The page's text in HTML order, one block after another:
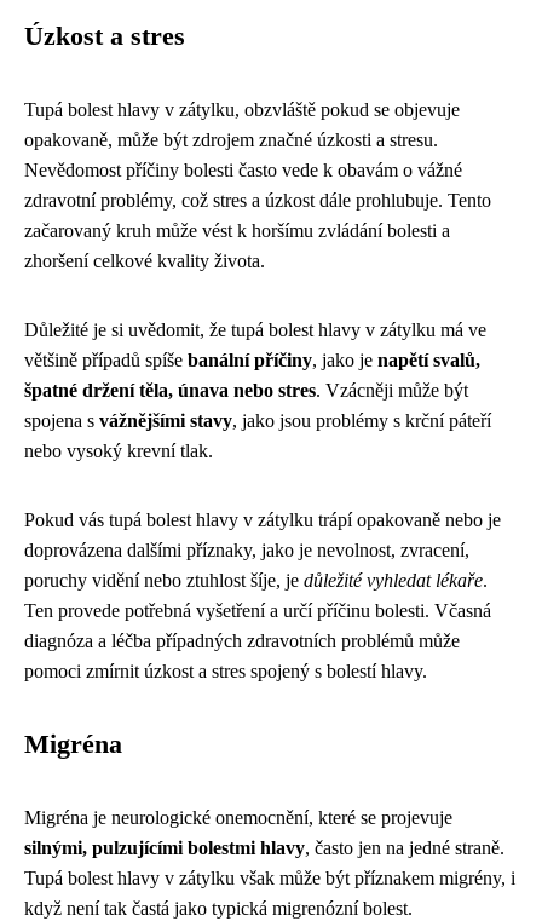
Úzkost a stres
Tupá bolest hlavy v zátylku, obzvláště pokud se objevuje
opakovaně, může být zdrojem značné úzkosti a stresu.
Nevědomost příčiny bolesti často vede k obavám o vážné
zdravotní problémy, což stres a úzkost dále prohlubuje. Tento
začarovaný kruh může vést k horšímu zvládání bolesti a
zhoršení celkové kvality života.
Důležité je si uvědomit, že tupá bolest hlavy v zátylku má ve
většině případů spíše banální příčiny, jako je napětí svalů,
špatné držení těla, únava nebo stres. Vzácněji může být
spojena s vážnějšími stavy, jako jsou problémy s krční páteří
nebo vysoký krevní tlak.
Pokud vás tupá bolest hlavy v zátylku trápí opakovaně nebo je
doprovázena dalšími příznaky, jako je nevolnost, zvracení,
poruchy vidění nebo ztuhlost šíje, je důležité vyhledat lékaře.
Ten provede potřebná vyšetření a určí příčinu bolesti. Včasná
diagnóza a léčba případných zdravotních problémů může
pomoci zmírnit úzkost a stres spojený s bolestí hlavy.
Migréna
Migréna je neurologické onemocnění, které se projevuje
silnými, pulzujícími bolestmi hlavy, často jen na jedné straně.
Tupá bolest hlavy v zátylku však může být příznakem migrény, i
když není tak častá jako typická migrenózní bolest.